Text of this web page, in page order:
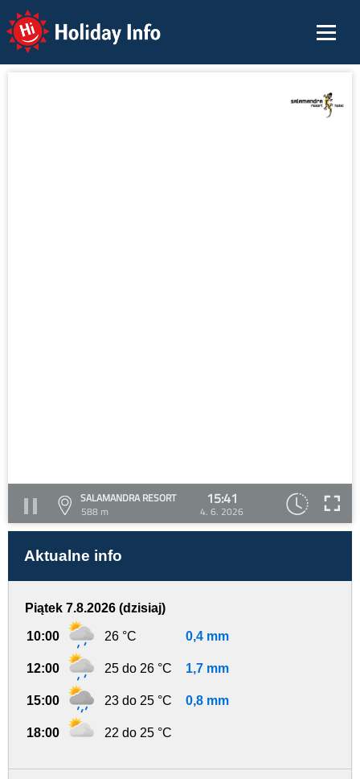
Holiday Info
SALAMANDRA RESORT
588 m
15:41
4. 6. 2026
Aktualne info
Piątek 7.8.2026 (dzisiaj)
10:00 26 °C 0,4 mm
12:00 25 do 26 °C 1,7 mm
15:00 23 do 25 °C 0,8 mm
18:00 22 do 25 °C